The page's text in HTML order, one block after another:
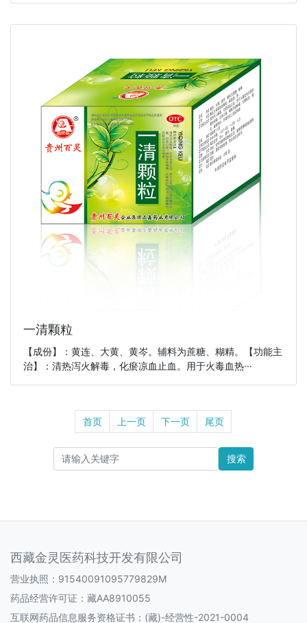
一清颗粒
【成份】：黄连、大黄、黄岑。辅料为蔗糖、糊精。【功能主
治】：清热泻火解毒，化瘀凉血止血。用于火毒血热···
首页 上一页 下一页 尾页
搜索
西藏金灵医药科技开发有限公司
营业执照：91540091095779829M
药品经营许可证： 藏AA8910055
互联网药品信息服务资格证书： (藏)-经营性-2021-0004